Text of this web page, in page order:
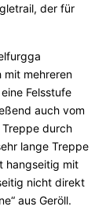
der für
mit mehreren
Felsstufe
auch vom
durch
lange Treppe
hangseitig mit
nicht direkt
aus Geröll.